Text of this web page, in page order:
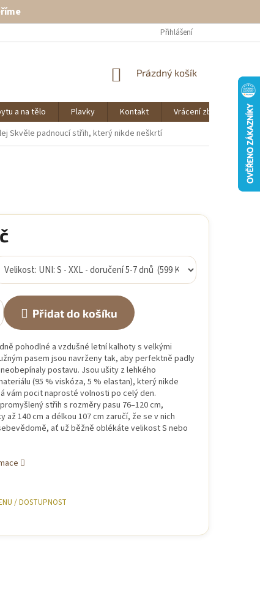
Přihlášení
NÁKUPNÍ
Prázdný košík
a na tělo Plavky Kontakt Vrácení zboží
O
Skvěle padnoucí střih, který nikde neškrtí
Přidat do košíku
pohodlné a vzdušné letní kalhoty s velkými
pasem jsou navrženy tak, aby perfektně padly
postavu. Jsou ušity z lehkého
(95 % viskóza, 5 % elastan), který nikde
vám pocit naprosté volnosti po celý den.
střih s rozměry pasu 76–120 cm,
až 140 cm a délkou 107 cm zaručí, že se v nich
ať už běžně oblékáte velikost S nebo